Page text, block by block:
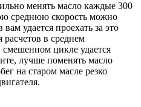
менять масло каждые 300
среднюю скорость можно
удается проехать за это
в среднем
цикле удается
лучше поменять масло
на старом масле резко